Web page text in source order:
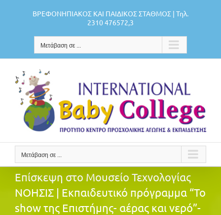
ΒΡΕΦΟΝΗΠΙΑΚΟΣ ΚΑΙ ΠΑΙΔΙΚΟΣ ΣΤΑΘΜΟΣ | Τηλ.
2310 476572,3
Μετάβαση σε ...
Μετάβαση σε ...
Επίσκεψη στο Μουσείο Τεχνολογίας
ΝΟΗΣΙΣ | Εκπαιδευτικό πρόγραμμα “Το
show της Επιστήμης- αέρας και νερό”-